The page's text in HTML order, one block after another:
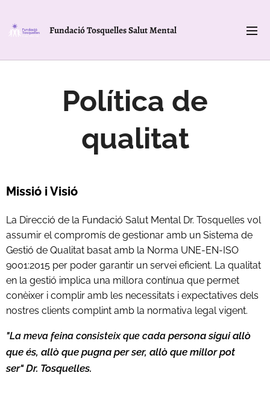
Fundació Tosquelles Salut Mental
Política de
qualitat
Missió i Visió
La Direcció de la Fundació Salut Mental Dr. Tosquelles vol
assumir el compromís de gestionar amb un Sistema de
Gestió de Qualitat basat amb la Norma UNE-EN-ISO
9001:2015 per poder garantir un servei eficient. La qualitat
en la gestió implica una millora contínua que permet
conèixer i complir amb les necessitats i expectatives dels
nostres clients complint amb la normativa legal vigent.
"La meva feina consisteix que cada persona sigui allò
que és, allò que pugna per ser, allò que millor pot
ser"Dr. Tosquelles.